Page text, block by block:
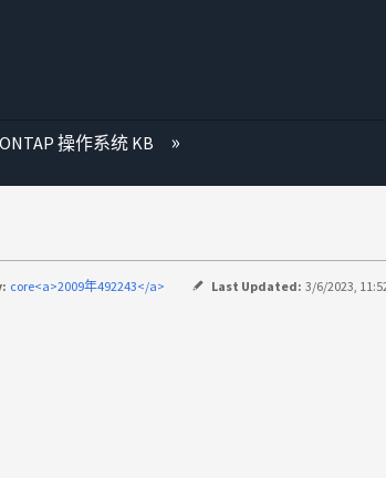
ONTAP 操作系统 KB
core<a>2009年492243</a> Last Updated: 3/6/2023,